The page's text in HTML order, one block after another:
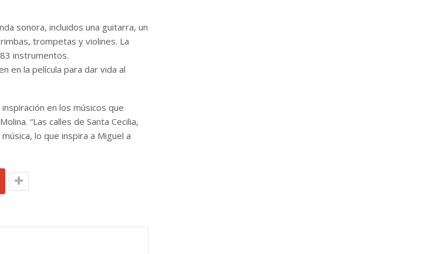
sonora, incluidos una guitarra, un
trompetas y violines. La
instrumentos.
en la película para dar vida al
en los músicos que
“Las calles de Santa Cecilia,
lo que inspira a Miguel a